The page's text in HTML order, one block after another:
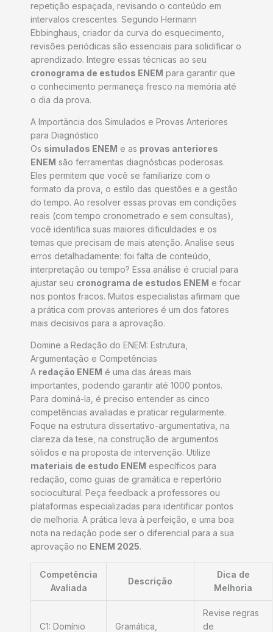
repetição espaçada, revisando o conteúdo em
intervalos crescentes. Segundo Hermann
Ebbinghaus, criador da curva do esquecimento,
revisões periódicas são essenciais para solidificar o
aprendizado. Integre essas técnicas ao seu
cronograma de estudos ENEM para garantir que
o conhecimento permaneça fresco na memória até
o dia da prova.
A Importância dos Simulados e Provas Anteriores
para Diagnóstico
Os simulados ENEM e as provas anteriores
ENEM são ferramentas diagnósticas poderosas.
Eles permitem que você se familiarize com o
formato da prova, o estilo das questões e a gestão
do tempo. Ao resolver essas provas em condições
reais (com tempo cronometrado e sem consultas),
você identifica suas maiores dificuldades e os
temas que precisam de mais atenção. Analise seus
erros detalhadamente: foi falta de conteúdo,
interpretação ou tempo? Essa análise é crucial para
ajustar seu cronograma de estudos ENEM e focar
nos pontos fracos. Muitos especialistas afirmam que
a prática com provas anteriores é um dos fatores
mais decisivos para a aprovação.
Domine a Redação do ENEM: Estrutura,
Argumentação e Competências
A redação ENEM é uma das áreas mais
importantes, podendo garantir até 1000 pontos.
Para dominá-la, é preciso entender as cinco
competências avaliadas e praticar regularmente.
Foque na estrutura dissertativo-argumentativa, na
clareza da tese, na construção de argumentos
sólidos e na proposta de intervenção. Utilize
materiais de estudo ENEM específicos para
redação, como guias de gramática e repertório
sociocultural. Peça feedback a professores ou
plataformas especializadas para identificar pontos
de melhoria. A prática leva à perfeição, e uma boa
nota na redação pode ser o diferencial para a sua
aprovação no ENEM 2025.
Competência
Avaliada
Descrição
Dica de
Melhoria
C1: Domínio
Gramática,
Revise regras
de